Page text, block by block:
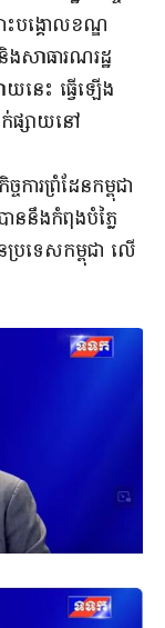
ះបង្គោលខណ្ឌ
ងសាធារណរដ្ឋ
េះ ធ្វើឡើង
ផ្សាយនៅ
ការព្រំដែនកម្ពុជា
ននឹងកំពុងបំភ្លៃ
រទេសកម្ពុជា លើ